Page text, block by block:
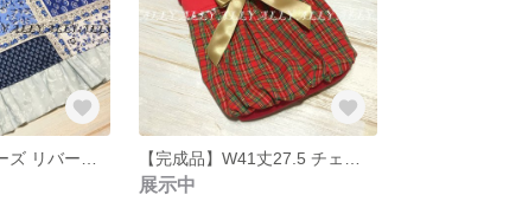
展示中